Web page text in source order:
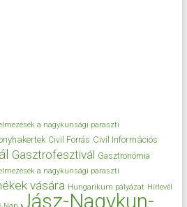
a nagykunsági paraszti
Civil Forrás Civil Információs
Gasztrofesztivál Gasztronómia
a nagykunsági paraszti
vására Hungarikum pályázat Hírlevél
Jász-Nagykun-